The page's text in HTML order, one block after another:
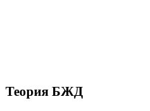
Теория БЖД